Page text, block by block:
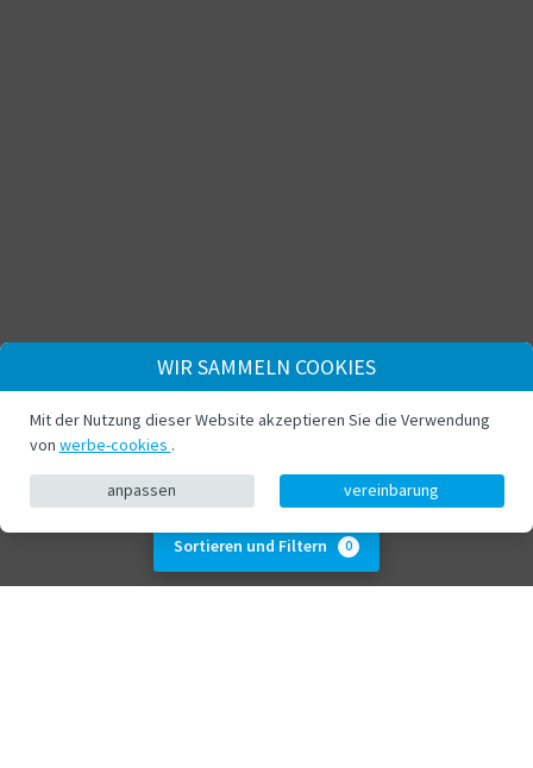
Sortieren und Filtern 0
WIR SAMMELN COOKIES
Mit der Nutzung dieser Website akzeptieren Sie die Verwendung
von werbe-cookies .
anpassen vereinbarung